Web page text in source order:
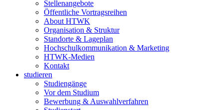
Stellenangebote
Öffentliche Vortragsreihen
About HTWK
Organisation & Struktur
Standorte & Lageplan
Hochschulkommunikation & Marketing
HTWK-Medien
Kontakt
studieren
Studiengänge
Vor dem Studium
Bewerbung & Auswahlverfahren